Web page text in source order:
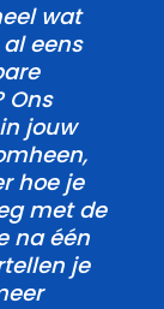
wat
eens
Ons
jouw
hoe je
met de
na één
je